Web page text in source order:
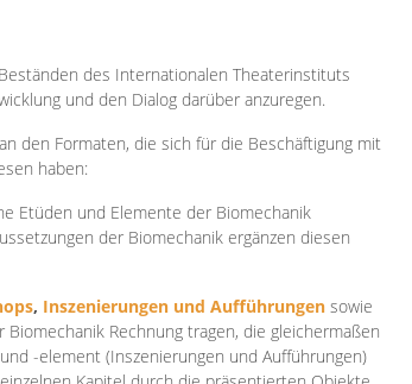
des Internationalen Theaterinstituts
und den Dialog darüber anzuregen.
den Formaten, die sich für die Beschäftigung mit
haben:
Etüden und Elemente der Biomechanik
der Biomechanik ergänzen diesen
, Inszenierungen und Aufführungen sowie
Rechnung tragen, die gleichermaßen
-element (Inszenierungen und Aufführungen)